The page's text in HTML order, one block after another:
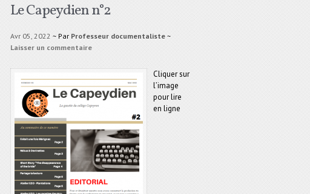
Le Capeydien n°2
Avr 05, 2022 ~ Par Professeur documentaliste ~
Laisser un commentaire
Cliquer sur
l’image
pour lire
en ligne